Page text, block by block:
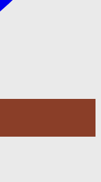
opciones se